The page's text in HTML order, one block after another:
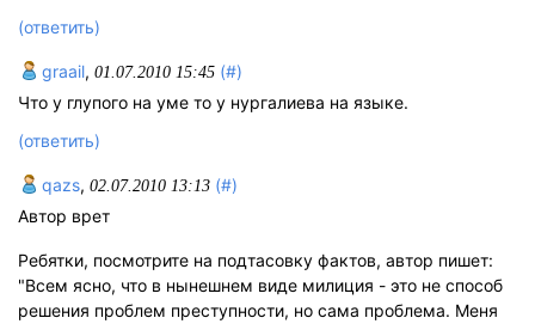
(ответить)
graail, 01.07.2010 15:45 (#)
Что у глупого на уме то у нургалиева на языке.
(ответить)
qazs, 02.07.2010 13:13 (#)
Автор врет
Ребятки, посмотрите на подтасовку фактов, автор пишет:
"Всем ясно, что в нынешнем виде милиция - это не способ
решения проблем преступности, но сама проблема. Меня